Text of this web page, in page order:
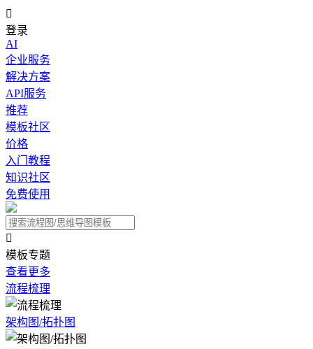

登录
AI
企业服务
解决方案
API服务
推荐
模板社区
价格
入门教程
知识社区
免费使用

模板专题
查看更多
流程梳理
架构图/拓扑图